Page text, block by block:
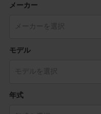
メーカー
モデル
年式